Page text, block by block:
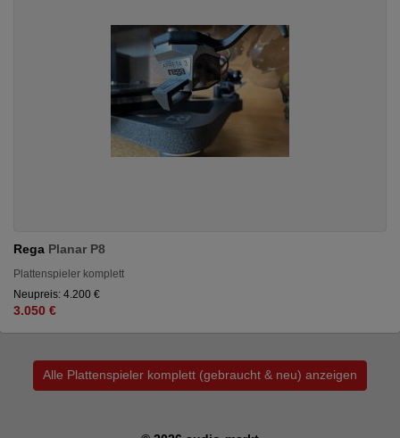
Rega Planar P8
Plattenspieler komplett
Neupreis: 4.200 €
3.050 €
Alle Plattenspieler komplett (gebraucht & neu) anzeigen